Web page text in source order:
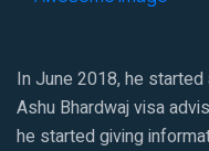
In June 2018, he started
Ashu Bhardwaj visa
he started giving